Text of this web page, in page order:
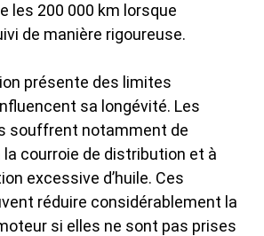
les 200 000 km lorsque
de manière rigoureuse.
présente des limites
sa longévité. Les
souffrent notamment de
courroie de distribution et à
excessive d’huile. Ces
réduire considérablement la
si elles ne sont pas prises